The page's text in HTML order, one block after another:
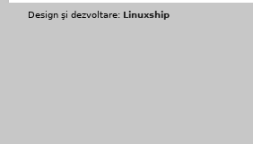
Design şi dezvoltare: Linuxship